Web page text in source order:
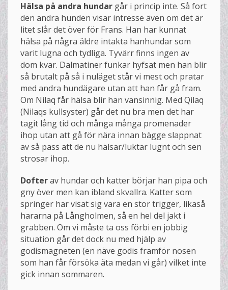
Hälsa på andra hundar går i princip inte. Så fort
den andra hunden visar intresse även om det är
litet slår det över för Frans. Han har kunnat
hälsa på några äldre intakta hanhundar som
varit lugna och tydliga. Tyvärr finns ingen av
dom kvar. Dalmatiner funkar hyfsat men han blir
så brutalt på så i nuläget står vi mest och pratar
med andra hundägare utan att han får gå fram.
Om Nilaq får hälsa blir han vansinnig. Med Qilaq
(Nilaqs kullsyster) går det nu bra men det har
tagit lång tid och många många promenader
ihop utan att gå för nära innan bägge slappnat
av så pass att de nu hälsar/luktar lugnt och sen
strosar ihop.
Dofterav hundar och katter börjar han pipa och
gny över men kan ibland skvallra. Katter som
springer har visat sig vara en stor trigger, likaså
hararna på Långholmen, så en hel del jakt i
grabben. Om vi måste ta oss förbi en jobbig
situation går det dock nu med hjälp av
godismagneten (en näve godis framför nosen
som han får försöka äta medan vi går) vilket inte
gick innan sommaren.